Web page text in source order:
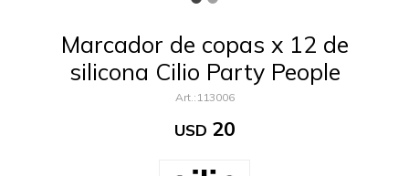
Marcador de copas x 12 de
silicona Cilio Party People
113006
USD 20